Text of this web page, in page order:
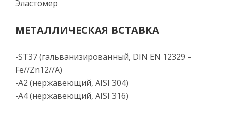
Эластомер
МЕТАЛЛИЧЕСКАЯ ВСТАВКА
-ST37 (гальванизированный, DIN EN 12329 –
Fe//Zn12//A)
-A2 (нержавеющий, AISI 304)
-A4 (нержавеющий, AISI 316)